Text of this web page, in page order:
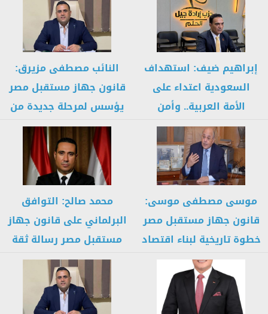
إبراهيم ضيف: استهداف
السعودية اعتداء على
الأمة العربية.. وأمن
المملكة خط أحمر...
النائب مصطفى مزيرق:
قانون جهاز مستقبل مصر
يؤسس لمرحلة جديدة من
التنمية...
موسى مصطفى موسى:
قانون جهاز مستقبل مصر
خطوة تاريخية لبناء اقتصاد
إنتاجي...
محمد صالح: التوافق
البرلماني على قانون جهاز
مستقبل مصر رسالة ثقة
في...